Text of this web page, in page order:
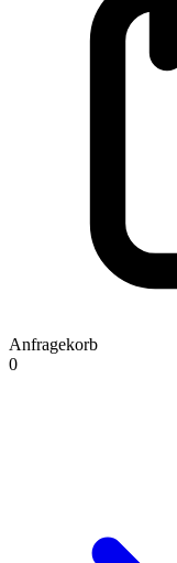
Anfragekorb
0